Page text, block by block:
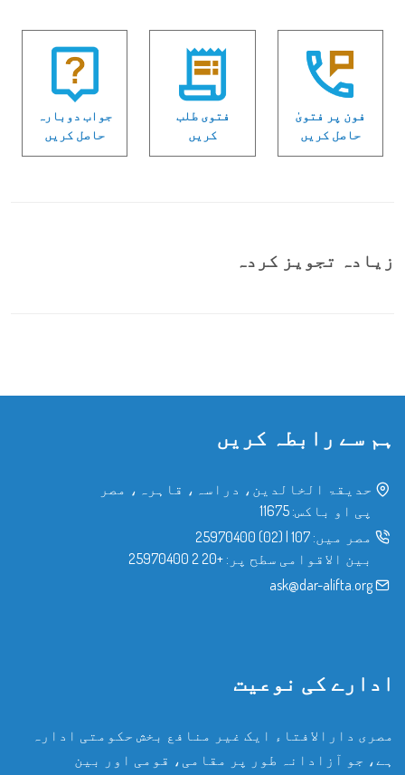
فون پر فتویٰ
حاصل کریں
فتوی طلب
کریں
جواب دوبارہ
حاصل کریں
زیادہ تجویز کردہ
ہم سے رابطہ کریں
حدیقۃ الخالدین، دراسہ، قاہرہ، مصر
پی او باکس: 11675
مصر میں: 107
|
(02) 25970400
بین الاقوامی سطح پر: +20 2 25970400
ask@dar-alifta.org
ادارے کی نوعیت
مصری دارالافتاء ایک غیر منافع بخش حکومتی ادارہ
ہے، جو آزادانہ طور پر مقامی، قومی اور بین